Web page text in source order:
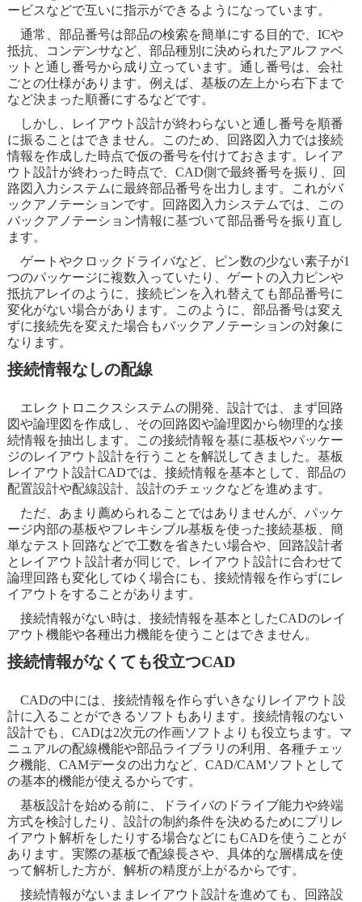
ービスなどで互いに指示ができるようになっています。
通常、部品番号は部品の検索を簡単にする目的で、ICや
抵抗、コンデンサなど、部品種別に決められたアルファベ
ットと通し番号から成り立っています。通し番号は、会社
ごとの仕様があります。例えば、基板の左上から右下まで
など決まった順番にするなどです。
しかし、レイアウト設計が終わらないと通し番号を順番
に振ることはできません。このため、回路図入力では接続
情報を作成した時点で仮の番号を付けておきます。レイア
ウト設計が終わった時点で、CAD側で最終番号を振り、回
路図入力システムに最終部品番号を出力します。これがバ
ックアノテーションです。回路図入力システムでは、この
バックアノテーション情報に基づいて部品番号を振り直し
ます。
ゲートやクロックドライバなど、ピン数の少ない素子が1
つのパッケージに複数入っていたり、ゲートの入力ピンや
抵抗アレイのように、接続ピンを入れ替えても部品番号に
変化がない場合があります。このように、部品番号は変え
ずに接続先を変えた場合もバックアノテーションの対象に
なります。
接続情報なしの配線
エレクトロニクスシステムの開発、設計では、まず回路
図や論理図を作成し、その回路図や論理図から物理的な接
続情報を抽出します。この接続情報を基に基板やパッケー
ジのレイアウト設計を行うことを解説してきました。基板
レイアウト設計CADでは、接続情報を基本として、部品の
配置設計や配線設計、設計のチェックなどを進めます。
ただ、あまり薦められることではありませんが、パッケ
ージ内部の基板やフレキシブル基板を使った接続基板、簡
単なテスト回路などで工数を省きたい場合や、回路設計者
とレイアウト設計者が同じで、レイアウト設計に合わせて
論理回路も変化してゆく場合にも、接続情報を作らずにレ
イアウトをすることがあります。
接続情報がない時は、接続情報を基本としたCADのレイ
アウト機能や各種出力機能を使うことはできません。
接続情報がなくても役立つCAD
CADの中には、接続情報を作らずいきなりレイアウト設
計に入ることができるソフトもあります。接続情報のない
設計でも、CADは2次元の作画ソフトよりも役立ちます。マ
ニュアルの配線機能や部品ライブラリの利用、各種チェッ
ク機能、CAMデータの出力など、CAD/CAMソフトとして
の基本的機能が使えるからです。
基板設計を始める前に、ドライバのドライブ能力や終端
方式を検討したり、設計の制約条件を決めるためにプリレ
イアウト解析をしたりする場合などにもCADを使うことが
あります。実際の基板で配線長さや、具体的な層構成を使
って解析した方が、解析の精度が上がるからです。
接続情報がないままレイアウト設計を進めても、回路設